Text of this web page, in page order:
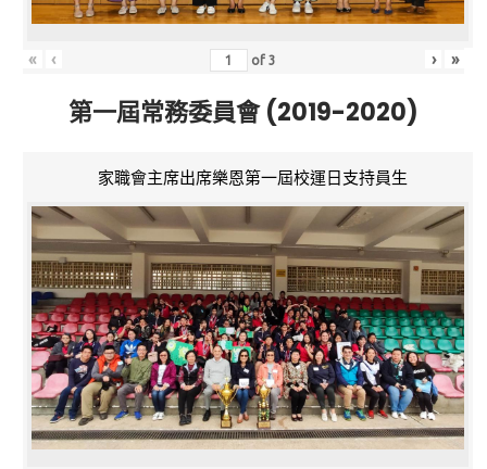
« ‹ of3 › »
第一屆常務委員會 (2019-2020)
家職會主席出席樂恩第一屆校運日支持員生